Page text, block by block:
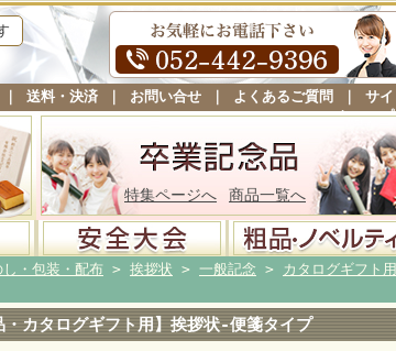
送料・決済 お問い合せ よくあるご質問
サイ
トマップ
特集ページへ 商品一覧へ
し・包装・配布 > 挨拶状 > 一般記念 >
カタログギフト用
カタログギフト用】挨拶状-便箋タイプ